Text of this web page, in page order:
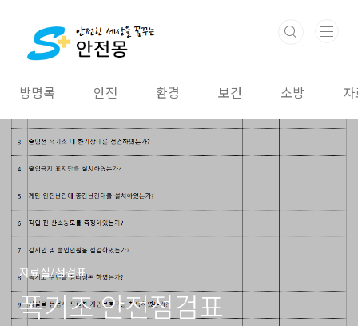
방명록 안전 환경 보건 소방
자료실/점검표
폭기조 안전점검표